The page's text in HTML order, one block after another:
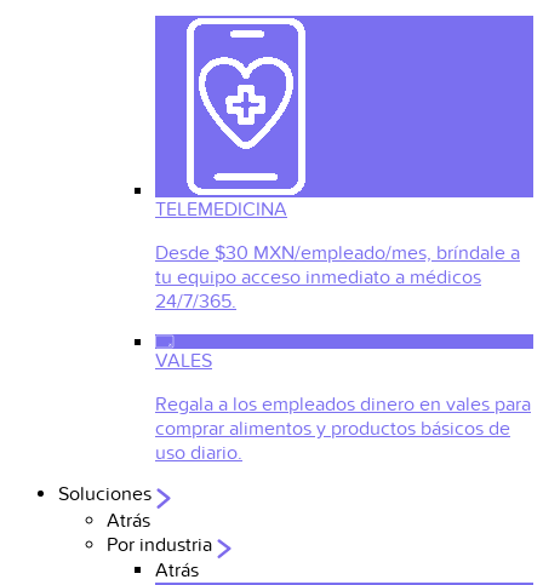
TELEMEDICINA
Desde $30 MXN/empleado/mes, bríndale a
tu equipo acceso inmediato a médicos
24/7/365.
VALES
Regala a los empleados dinero en vales para
comprar alimentos y productos básicos de
uso diario.
Soluciones
Atrás
Por industria
Atrás